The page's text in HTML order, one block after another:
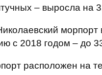
– выросла на
морпорт
с 2018 годом – до
расположен на